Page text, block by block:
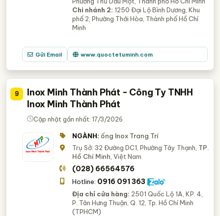
Chi nhánh 2: 1250 Đại Lộ Bình Dương, Khu
phố 2, Phường Thới Hòa, Thành phố Hồ Chí
Minh
Gửi Email www.quoctetuminh.com
9
Inox Minh Thành Phát - Công Ty TNHH
Inox Minh Thành Phát
Cập nhật gần nhất: 17/3/2026
NGÀNH: ống Inox Trang Trí
Trụ Sở: 32 Đường DC1, Phường Tây Thạnh, TP.
Hồ Chí Minh , Việt Nam
(028) 66564576
Hotline: 0916 091 363
Địa chỉ cửa hàng: 2501 Quốc Lộ 1A, KP. 4,
P. Tân Hưng Thuận, Q. 12, Tp. Hồ Chí Minh
(TPHCM)